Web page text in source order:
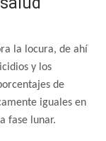
la locura, de ahí
y los
de
iguales en
fase lunar.